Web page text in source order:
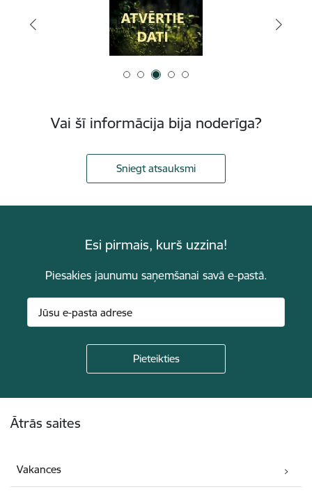
Vai šī informācija bija noderīga?
Sniegt atsauksmi
Esi pirmais, kurš uzzina!
Piesakies jaunumu saņemšanai savā e-pastā.
Ātrās saites
Vakances